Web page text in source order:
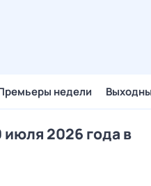
недели
2026 года в